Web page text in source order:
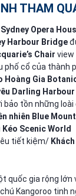
THAM
Opera
Harbour Bridge
Chair view
phố cổ của thành
Hoàng Gia
Darling Harbour
bảo tồn những
nhiên Blue
Kéo Scenic World
tiết kiệm/
quốc gia rộng lớn
Kangoroo tinh